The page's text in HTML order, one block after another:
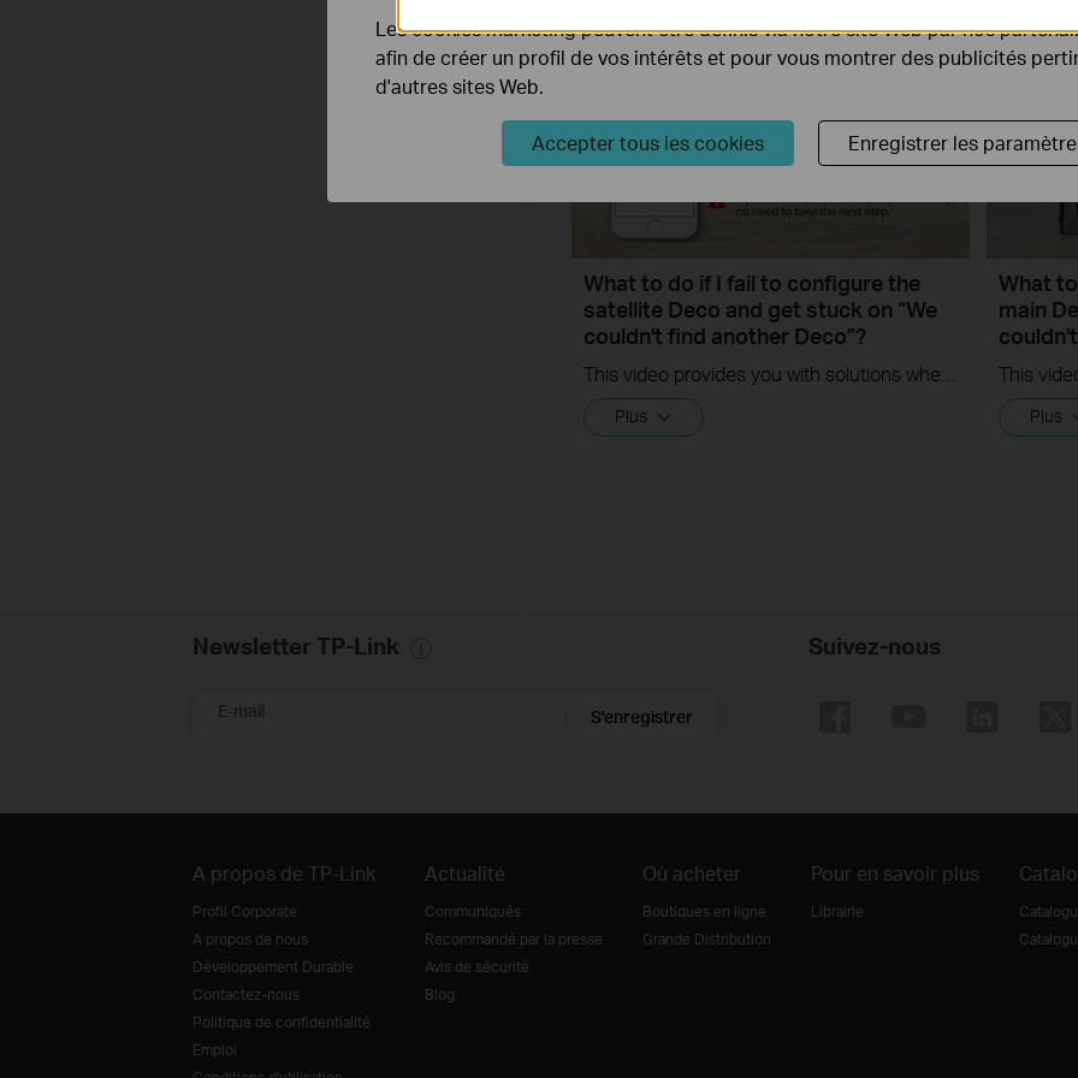
What to do if I fail to configure the
satellite Deco and get stuck on “We
couldn't find another Deco”?
Plus
What
main
Plus
Newsletter TP-Link
E-mail S'enregistrer
Suivez-nous
A propos de TP-Link
Profil Corporate
A propos de nous
Développement Durable
Contactez-nous
Politique de confidentialité
Emploi
Actualité
Communiqués
Recommandé par la presse
Avis de sécurité
Blog
Où acheter
Boutiques en ligne
Grande Distribution
Pour en savoir plus
Librairie
Les cookies marketing peuvent être définis via notre site Web par nos
afin de créer un profil de vos intérêts et pour vous montrer des publicités
d'autres sites Web.
Accepter tous les cookies Enregistrer les